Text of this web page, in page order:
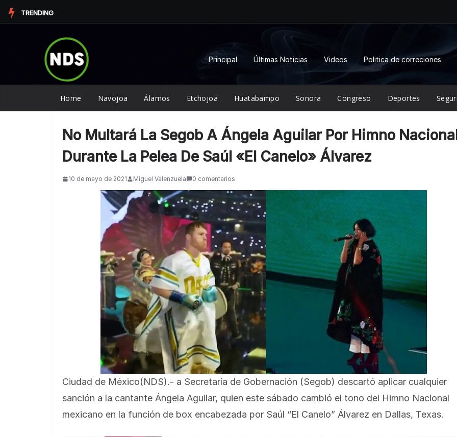
Saltar
al
TRENDING
Principal Últimas Noticias Videos Politica de correciones
Home Navojoa Álamos Etchojoa Huatabampo Sonora Congreso Deportes
No Multará La Segob A Ángela Aguilar Por Himno
Durante La Pelea De Saúl «El Canelo» Álvarez
10 de mayo de 2021 Miguel Valenzuela 0 comentarios
Ciudad de México(NDS).- a Secretaría de Gobernación (Segob) descartó aplicar cualquier
sanción a la cantante Ángela Aguilar, quien este sábado cambió el tono del Himno Nacional
mexicano en la función de box encabezada por Saúl “El Canelo” Álvarez en Dallas, Texas.